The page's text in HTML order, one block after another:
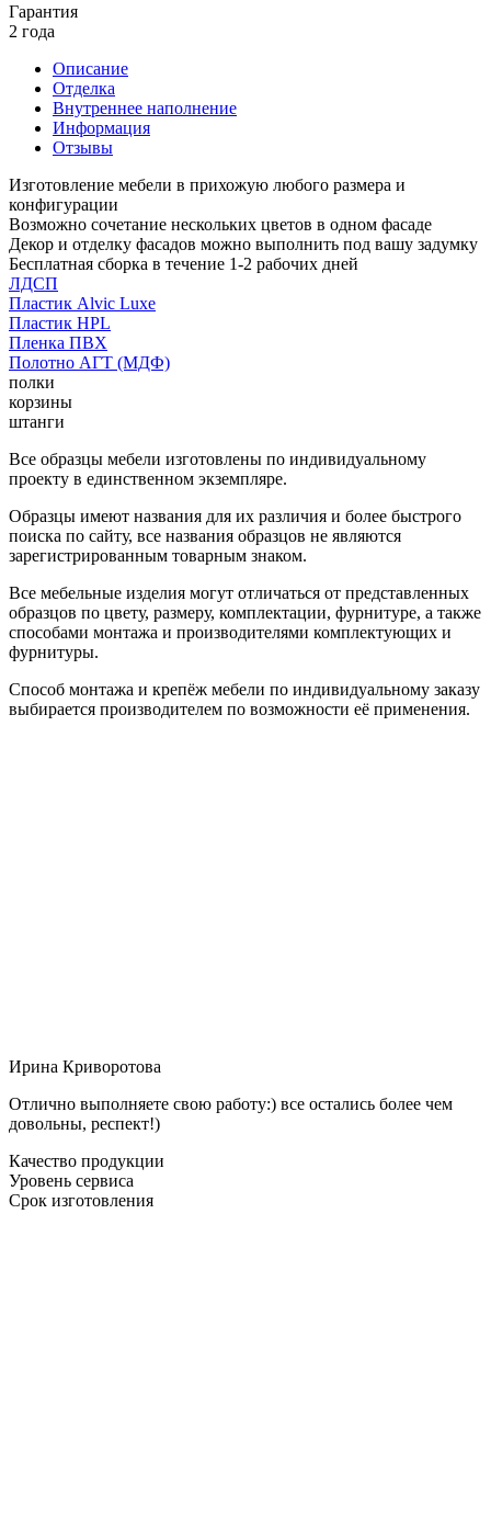
Гарантия
2 года
Описание
Отделка
Внутреннее наполнение
Информация
Отзывы
Изготовление мебели в прихожую любого размера и
конфигурации
Возможно сочетание нескольких цветов в одном фасаде
Декор и отделку фасадов можно выполнить под вашу задумку
Бесплатная сборка в течение 1-2 рабочих дней
ЛДСП
Пластик Alvic Luxe
Пластик HPL
Пленка ПВХ
Полотно АГТ (МДФ)
полки
корзины
штанги
Все образцы мебели изготовлены по индивидуальному
проекту в единственном экземпляре.
Образцы имеют названия для их различия и более быстрого
поиска по сайту, все названия образцов не являются
зарегистрированным товарным знаком.
Все мебельные изделия могут отличаться от представленных
образцов по цвету, размеру, комплектации, фурнитуре, а также
способами монтажа и производителями комплектующих и
фурнитуры.
Способ монтажа и крепёж мебели по индивидуальному заказу
выбирается производителем по возможности её применения.
Ирина Криворотова
Отлично выполняете свою работу:) все остались более чем
довольны, респект!)
Качество продукции
Уровень сервиса
Срок изготовления